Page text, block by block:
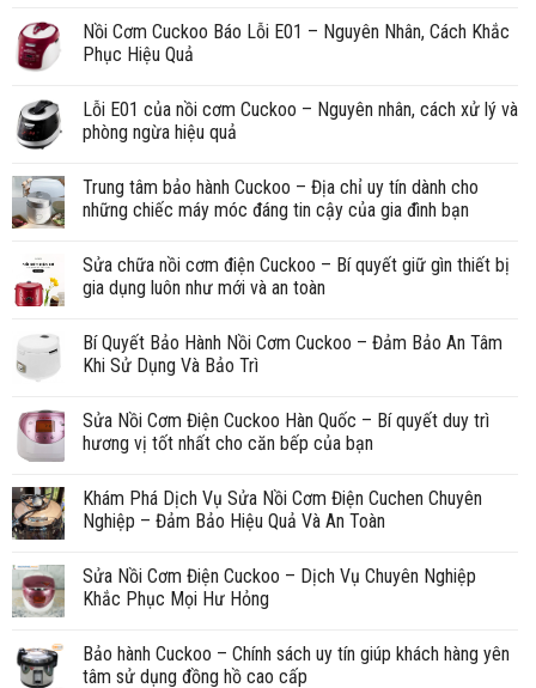
Nồi Cơm Cuckoo Báo Lỗi E01 – Nguyên Nhân, Cách Khắc
Phục Hiệu Quả
Lỗi E01 của nồi cơm Cuckoo – Nguyên nhân, cách xử lý và
phòng ngừa hiệu quả
Trung tâm bảo hành Cuckoo – Địa chỉ uy tín dành cho
những chiếc máy móc đáng tin cậy của gia đình bạn
Sửa chữa nồi cơm điện Cuckoo – Bí quyết giữ gìn thiết bị
gia dụng luôn như mới và an toàn
Bí Quyết Bảo Hành Nồi Cơm Cuckoo – Đảm Bảo An Tâm
Khi Sử Dụng Và Bảo Trì
Sửa Nồi Cơm Điện Cuckoo Hàn Quốc – Bí quyết duy trì
hương vị tốt nhất cho căn bếp của bạn
Khám Phá Dịch Vụ Sửa Nồi Cơm Điện Cuchen Chuyên
Nghiệp – Đảm Bảo Hiệu Quả Và An Toàn
Sửa Nồi Cơm Điện Cuckoo – Dịch Vụ Chuyên Nghiệp
Khắc Phục Mọi Hư Hỏng
Bảo hành Cuckoo – Chính sách uy tín giúp khách hàng yên
tâm sử dụng đồng hồ cao cấp